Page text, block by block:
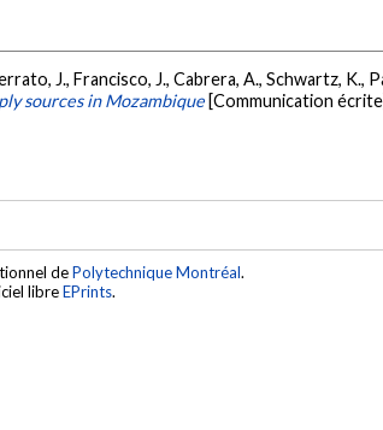
J., Francisco, J., Cabrera, A., Schwartz, K.,
sources in Mozambique [Communication
dePolytechnique Montréal.
libreEPrints.